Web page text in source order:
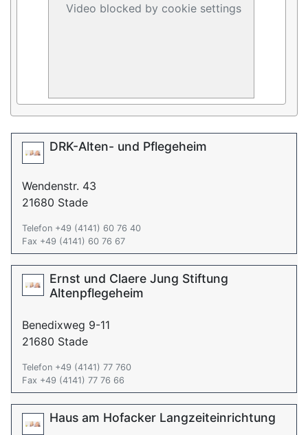
Video blocked by cookie settings
DRK-Alten- und Pflegeheim
Wendenstr. 43
21680 Stade
Telefon +49 (4141) 60 76 40
Fax +49 (4141) 60 76 67
Ernst und Claere Jung Stiftung
Altenpflegeheim
Benedixweg 9-11
21680 Stade
Telefon +49 (4141) 77 760
Fax +49 (4141) 77 76 66
Haus am Hofacker Langzeiteinrichtung